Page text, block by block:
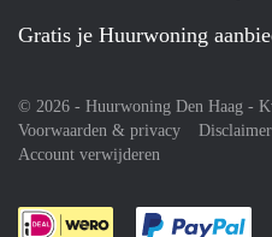
Gratis je Huurwoning
© 2026 - Huurwoning Den Haag -
Voorwaarden & privacy
Disclaimer
Account verwijderen